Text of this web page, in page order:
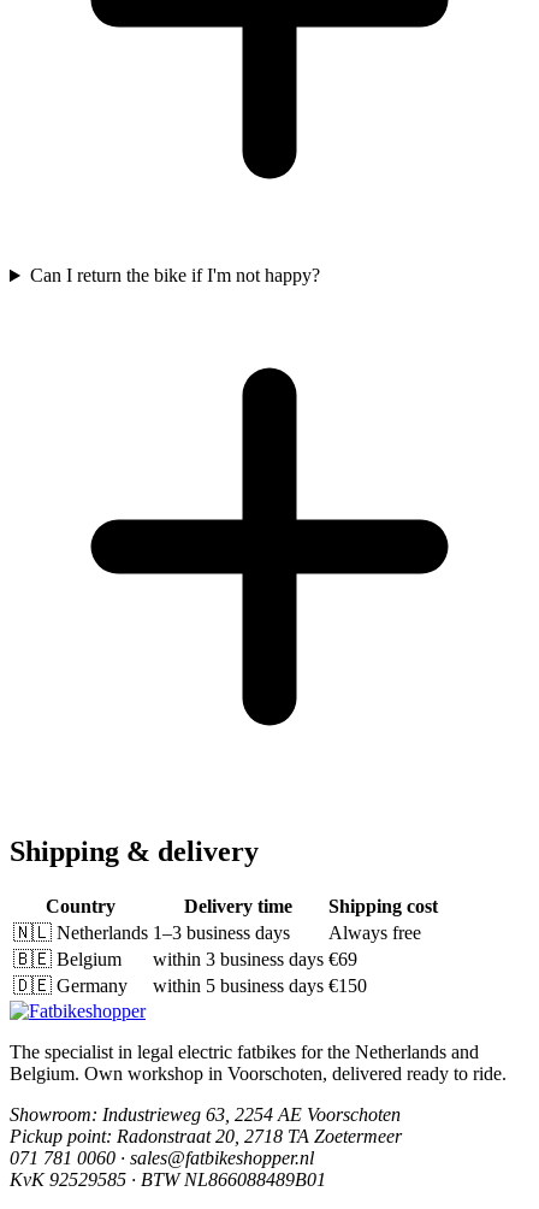
Can I return the bike if I'm not happy?
Shipping & delivery
Country Delivery time
Shipping cost
🇳🇱 Netherlands 1–3 business days
Always free
🇧🇪 Belgium within 3 business days €69
🇩🇪 Germany within 5 business days €150
The specialist in legal electric fatbikes for the Netherlands and
Belgium. Own workshop in Voorschoten, delivered ready to ride.
Showroom: Industrieweg 63, 2254 AE Voorschoten
Pickup point: Radonstraat 20, 2718 TA Zoetermeer
071 781 0060 · sales@fatbikeshopper.nl
KvK 92529585 · BTW NL866088489B01